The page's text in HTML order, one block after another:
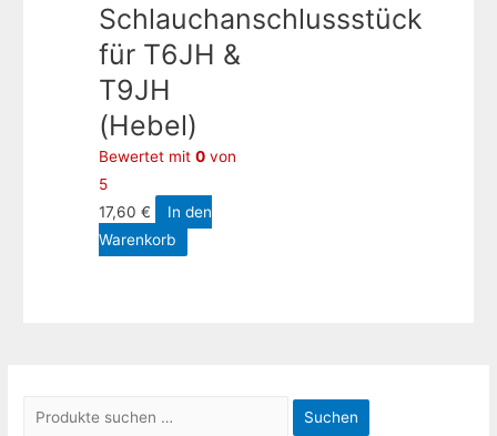
Suchen
Schlauchanschlussstück
für T6JH &
T9JH
(Hebel)
Bewertet mit0 von
5
17,60€
In den
Warenkorb